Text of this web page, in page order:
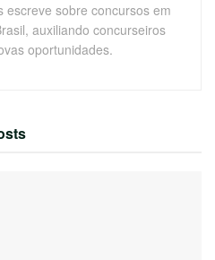
escreve sobre concursos em
auxiliando concurseiros
oportunidades.